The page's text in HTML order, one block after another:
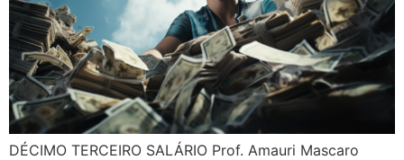
DÉCIMO TERCEIRO SALÁRIO Prof. Amauri Mascaro